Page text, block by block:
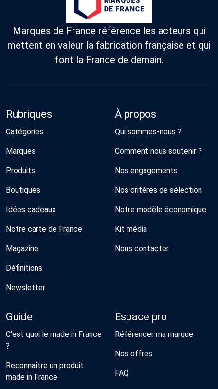
Marques de France référence les acteurs qui
mettent en valeur la fabrication française et qui
font la France de demain.
Rubriques
Catégories
Marques
Produits
Boutiques
Idées cadeaux
Notre carte de France
Magazine
Définitions
Newsletter
À propos
Qui sommes-nous ?
Comment nous soutenir ?
Nos engagements
Nos critères de sélection
Notre modèle économique
Kit média
Nous contacter
Guide
C'est quoi le made in France
?
Reconnaître un produit
made in France
Espace pro
Référencer ma marque
Nos offres
FAQ